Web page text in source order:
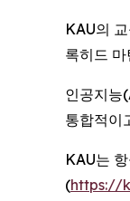
KAU의
록히드
인공지능
통합적이
KAU는
(https://